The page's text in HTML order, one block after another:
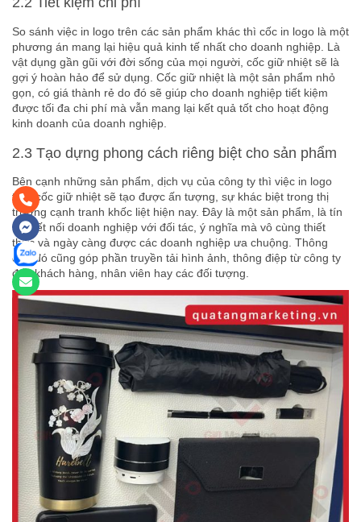
So sánh việc in logo trên các sản phẩm khác thì cốc in logo là một
phương án mang lại hiệu quả kinh tế nhất cho doanh nghiệp. Là
vật dụng gần gũi với đời sống của mọi người, cốc giữ nhiệt sẽ là
gợi ý hoàn hảo để sử dụng. Cốc giữ nhiệt là một sản phẩm nhỏ
gọn, có giá thành rẻ do đó sẽ giúp cho doanh nghiệp tiết kiệm
được tối đa chi phí mà vẫn mang lại kết quả tốt cho hoạt động
kinh doanh của doanh nghiệp.
2.3 Tạo dựng phong cách riêng biệt cho sản phẩm
Bên cạnh những sản phẩm, dịch vụ của công ty thì việc in logo
trên cốc giữ nhiệt sẽ tạo được ấn tượng, sự khác biệt trong thị
trường cạnh tranh khốc liệt hiện nay. Đây là một sản phẩm, là tín
vật kết nối doanh nghiệp với đối tác, ý nghĩa mà vô cùng thiết
thực và ngày càng được các doanh nghiệp ưa chuộng. Thông
qua đó cũng góp phần truyền tải hình ảnh, thông điệp từ công ty
đến khách hàng, nhân viên hay các đối tượng.